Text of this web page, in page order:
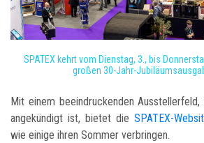
SPATEX kehrt vom Dienstag, 3., bis
großen 30-Jahr-
Mit einem beeindruckenden
angekündigt ist, bietet die SPATEX-
wie einige ihren Sommer verbringen.